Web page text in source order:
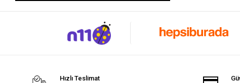
Hızlı Teslimat